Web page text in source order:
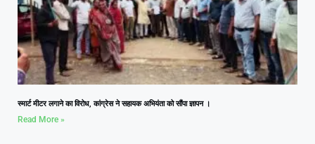
स्मार्ट मीटर लगाने का विरोध, कांग्रेस ने सहायक अभियंता को सौंपा ज्ञापन ।
Read More »